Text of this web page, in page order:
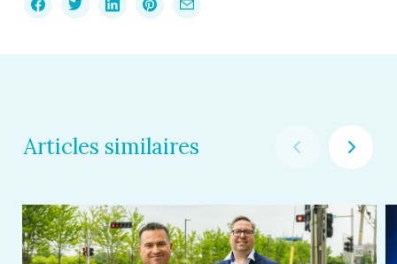
Articles similaires